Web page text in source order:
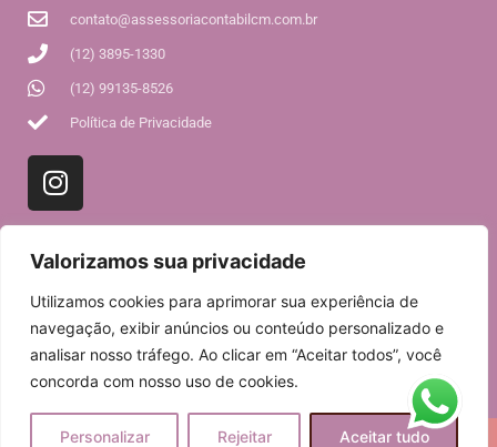
Valorizamos sua privacidade
Utilizamos cookies para aprimorar sua experiência de
navegação, exibir anúncios ou conteúdo personalizado e
analisar nosso tráfego. Ao clicar em “Aceitar todos”, você
concorda com nosso uso de cookies.
Personalizar Rejeitar Aceitar tudo
contato@assessoriacontabilcm.com.br
(12) 3895-1330
(12) 99135-8526
Política de Privacidade
Rua Pernambuco, 46 - sala 8 - 2º andar,
CEP 11630-053
VER NO MAPA